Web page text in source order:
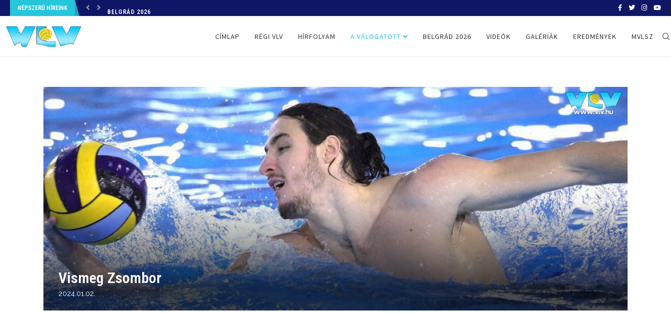
NÉPSZERŰ HÍREINK BELGRÁD 2026 HELYZETKÉP AZ EB-RŐL – A TOVÁBBI
CÍMLAP RÉGI VLV HÍRFOLYAM A VÁLOGATOTT BELGRÁD 2026 VIDEÓK GALÉRIÁK EREDMÉNYEK MVLSZ
Vismeg Zsombor
2024.01.02.